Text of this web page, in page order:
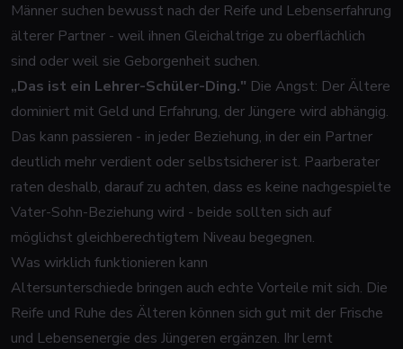
Männer suchen bewusst nach der Reife und Lebenserfahrung
älterer Partner - weil ihnen Gleichaltrige zu oberflächlich
sind oder weil sie Geborgenheit suchen.
„Das ist ein Lehrer-Schüler-Ding." Die Angst: Der Ältere
dominiert mit Geld und Erfahrung, der Jüngere wird abhängig.
Das kann passieren - in jeder Beziehung, in der ein Partner
deutlich mehr verdient oder selbstsicherer ist. Paarberater
raten deshalb, darauf zu achten, dass es keine nachgespielte
Vater-Sohn-Beziehung wird - beide sollten sich auf
möglichst gleichberechtigtem Niveau begegnen.
Was wirklich funktionieren kann
Altersunterschiede bringen auch echte Vorteile mit sich. Die
Reife und Ruhe des Älteren können sich gut mit der Frische
und Lebensenergie des Jüngeren ergänzen. Ihr lernt